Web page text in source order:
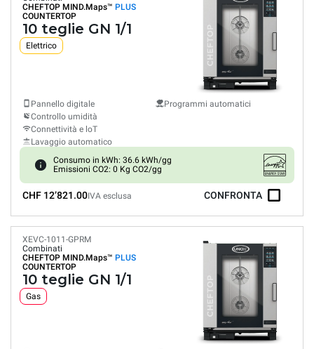
CHEFTOP MIND.Maps™ PLUS
COUNTERTOP
10 teglie GN 1/1
Elettrico
Pannello digitale
Controllo umidità
Connettività e loT
Lavaggio automatico
Programmi automatici
Consumo in kWh: 36.6 kWh/gg
Emissioni CO2: 0 Kg CO2/gg
CHF 12’821.00IVA esclusa CONFRONTA
XEVC-1011-GPRM
Combinati
CHEFTOP MIND.Maps™ PLUS
COUNTERTOP
10 teglie GN 1/1
Gas